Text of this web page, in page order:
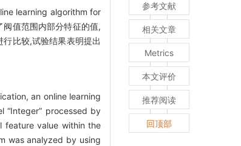
learning algorithm for
值范围内部分特征的值,
比较,试验结果表明提出
an online learning
“Integer” processed by
feature value within the
was analyzed by using
参考文献
相关文章
Metrics
本文评价
推荐阅读
回顶部